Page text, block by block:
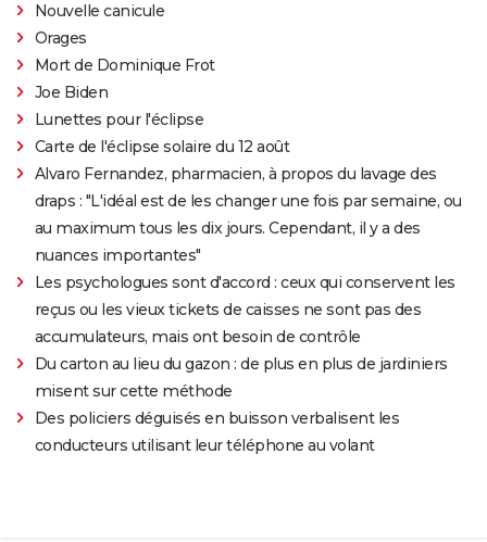
Nouvelle canicule
Orages
Mort de Dominique Frot
Joe Biden
Lunettes pour l'éclipse
Carte de l'éclipse solaire du 12 août
Alvaro Fernandez, pharmacien, à propos du lavage des
draps : "L'idéal est de les changer une fois par semaine, ou
au maximum tous les dix jours. Cependant, il y a des
nuances importantes"
Les psychologues sont d'accord : ceux qui conservent les
reçus ou les vieux tickets de caisses ne sont pas des
accumulateurs, mais ont besoin de contrôle
Du carton au lieu du gazon : de plus en plus de jardiniers
misent sur cette méthode
Des policiers déguisés en buisson verbalisent les
conducteurs utilisant leur téléphone au volant